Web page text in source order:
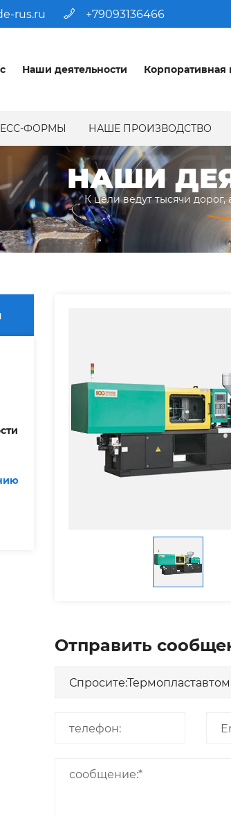
rus.ru +79093136466
Наши деятельности Корпоративная
ФОРМЫ НАШЕ ПРОИЗВОДСТВО
НАШИ
К цели ведут тысячи
Отправить